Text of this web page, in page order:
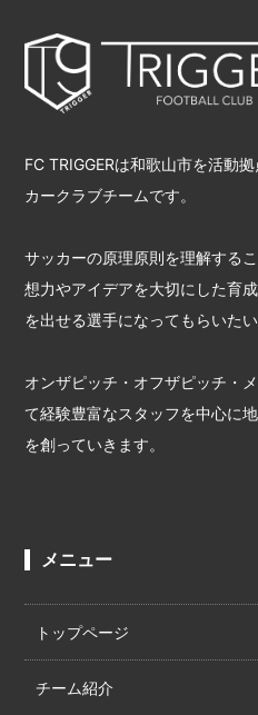
FC TRIGGERは和歌山市を活動
カークラブチームです。
サッカーの原理原則を理解する
想力やアイデアを大切にした育
を出せる選手になってもらいた
オンザピッチ・オフザピッチ・
て経験豊富なスタッフを中心に
を創っていきます。
メニュー
トップページ
チーム紹介